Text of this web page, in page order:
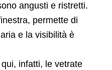
angusti e ristretti.
permette di
e la visibilità è
infatti, le vetrate